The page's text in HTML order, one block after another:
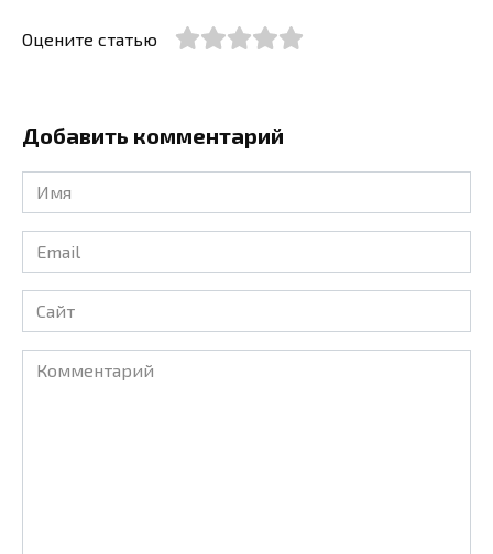
Оцените статью
Добавить комментарий
Имя
*
Email
*
Сайт
Комментарий